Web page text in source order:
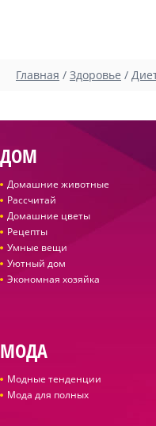
Главная / Здоровье /
ДОМ
Домашние животные
Рассчитай
Домашние цветы
Рецепты
Умные вещи
Уютный дом
Экономная хозяйка
МОДА
Модные тенденции
Мода для полных